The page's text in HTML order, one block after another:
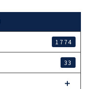
1774
33